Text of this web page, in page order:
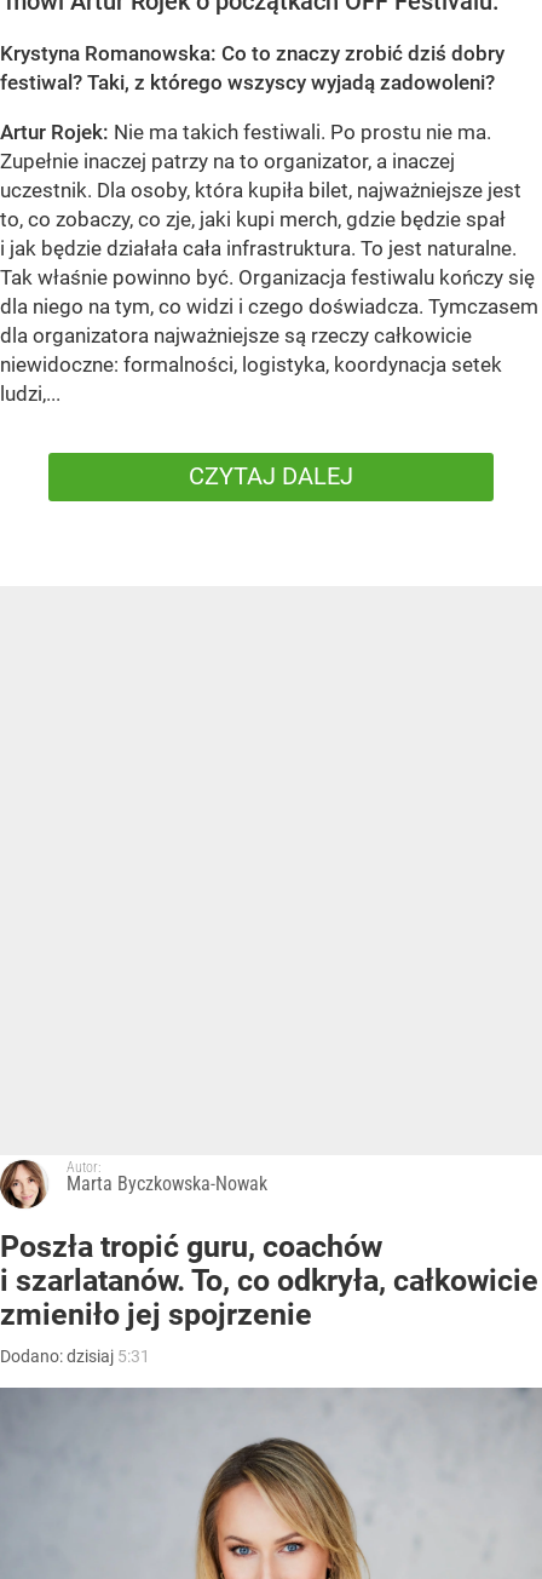
Krystyna Romanowska: Co to znaczy zrobić dziś dobry
festiwal? Taki, z którego wszyscy wyjadą zadowoleni?
Artur Rojek: Nie ma takich festiwali. Po prostu nie ma.
Zupełnie inaczej patrzy na to organizator, a inaczej
uczestnik. Dla osoby, która kupiła bilet, najważniejsze jest
to, co zobaczy, co zje, jaki kupi merch, gdzie będzie spał
i jak będzie działała cała infrastruktura. To jest naturalne.
Tak właśnie powinno być. Organizacja festiwalu kończy się
dla niego na tym, co widzi i czego doświadcza. Tymczasem
dla organizatora najważniejsze są rzeczy całkowicie
niewidoczne: formalności, logistyka, koordynacja setek
ludzi,...
CZYTAJ DALEJ
Autor:
Marta Byczkowska-Nowak
Poszła tropić guru, coachów
i szarlatanów. To, co odkryła, całkowicie
zmieniło jej spojrzenie
Dodano:dzisiaj 5:31